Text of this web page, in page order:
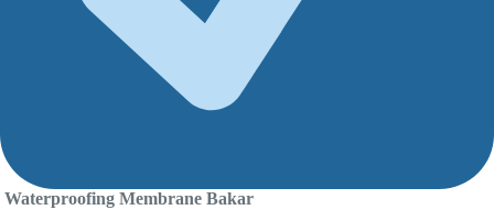
Waterproofing Membrane Bakar